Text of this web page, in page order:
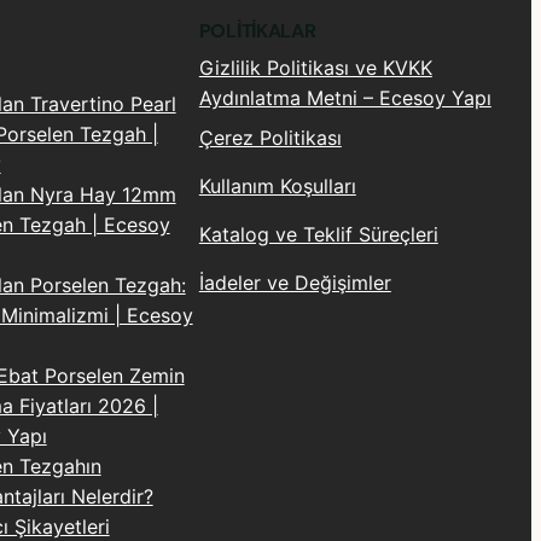
Travertino Pearl
Tezgah |
Nyra Hay 12mm
Tezgah | Ecesoy
Porselen Tezgah:
| Ecesoy
Porselen Zemin
Fiyatları 2026 |
Tezgahın
Nelerdir?
Şikayetleri
POLITIKALAR
Gizlilik Politikası ve KVKK
Aydınlatma Metni – Ecesoy Yapı
Çerez Politikası
Kullanım Koşulları
Katalog ve Teklif Süreçleri
İadeler ve Değişimler